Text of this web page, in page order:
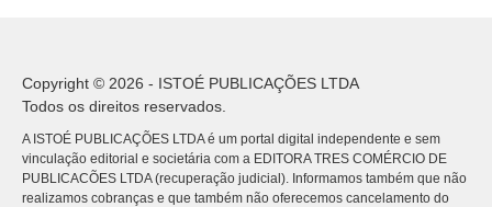
Copyright © 2026 - ISTOÉ PUBLICAÇÕES LTDA
Todos os direitos reservados.
A ISTOÉ PUBLICAÇÕES LTDA é um portal digital independente e sem
vinculação editorial e societária com a EDITORA TRES COMÉRCIO DE
PUBLICACÕES LTDA (recuperação judicial). Informamos também que não
realizamos cobranças e que também não oferecemos cancelamento do